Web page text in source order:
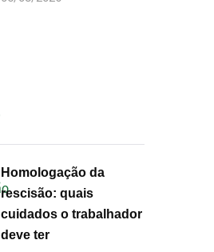
Homologação da
rescisão: quais
cuidados o trabalhador
deve ter